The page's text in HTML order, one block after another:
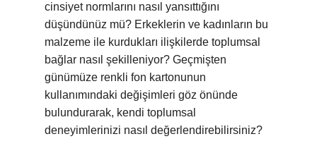
cinsiyet normlarını nasıl yansıttığını
düşündünüz mü? Erkeklerin ve kadınların bu
malzeme ile kurdukları ilişkilerde toplumsal
bağlar nasıl şekilleniyor? Geçmişten
günümüze renkli fon kartonunun
kullanımındaki değişimleri göz önünde
bulundurarak, kendi toplumsal
deneyimlerinizi nasıl değerlendirebilirsiniz?